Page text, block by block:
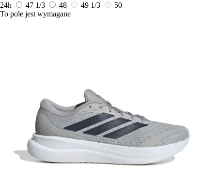
24h
47 1/3 48 49 1/3
50
To pole jest wymagane